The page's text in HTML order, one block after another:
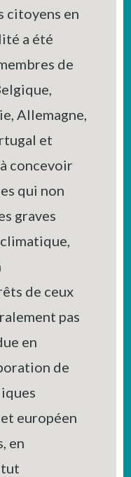
citoyens en
a été
de
Allemagne,
et
concevoir
qui non
graves
de ceux
pas
en
de
européen
en